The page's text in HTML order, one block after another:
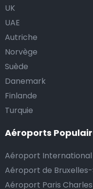
UK
UAE
Autriche
Norvège
Suède
Danemark
Finlande
Turquie
Aéroports
Aéroport International
Aéroport de Bruxelles-
Aéroport Paris